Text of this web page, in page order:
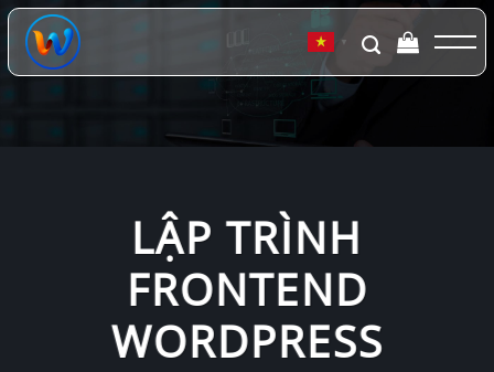
Chuyển
đến
dung
▼
LẬP TRÌNH
FRONTEND
WORDPRESS